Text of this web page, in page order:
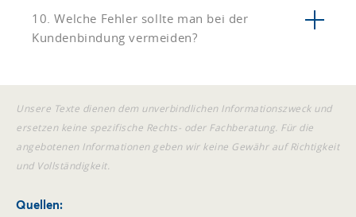
10. Welche Fehler sollte man bei der
Kundenbindung vermeiden?
Unsere Texte dienen dem unverbindlichen Informationszweck und
ersetzen keine spezifische Rechts- oder Fachberatung. Für die
angebotenen Informationen geben wir keine Gewähr auf Richtigkeit
und Vollständigkeit.
Quellen: